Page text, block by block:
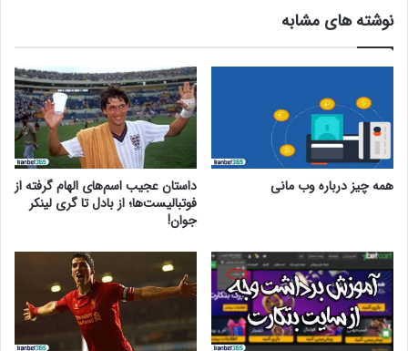
نوشته های مشابه
همه چیز درباره وب مانی
داستان عجیب اسم‌های الهام گرفته از
فوتبالیست‌ها؛ از بادل تا گری لینکر
جوان!